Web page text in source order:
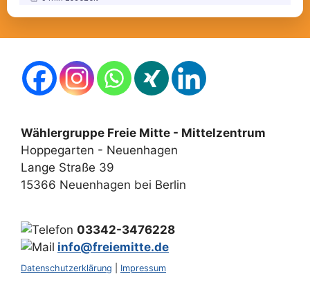
Wählergruppe Freie Mitte - Mittelzentrum
Hoppegarten - Neuenhagen
Lange Straße 39
15366 Neuenhagen bei Berlin
03342-3476228
info@freiemitte.de
Datenschutzerklärung Impressum